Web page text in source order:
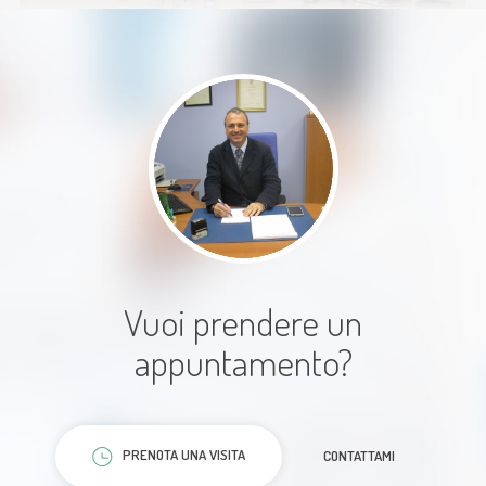
Paziente
Umano, dettagliato nella
visita,grande professionista
Vuoi prendere un
appuntamento?
PRENOTA UNA VISITA CONTATTAMI